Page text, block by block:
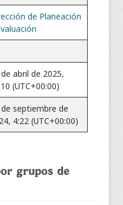
grupos de
de Planeación
abril de 2025,
(UTC+00:00)
septiembre de
4:22 (UTC+00:00)